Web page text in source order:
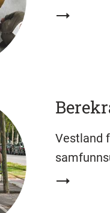
Vestland